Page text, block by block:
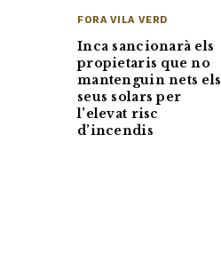
FORA VILA VERD
Inca sancionarà els
propietaris que no
mantenguin nets els
seus solars per
l’elevat risc
d’incendis